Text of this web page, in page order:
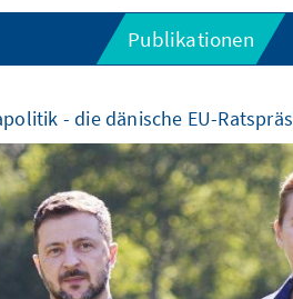
Publikationen
- die dänische EU-